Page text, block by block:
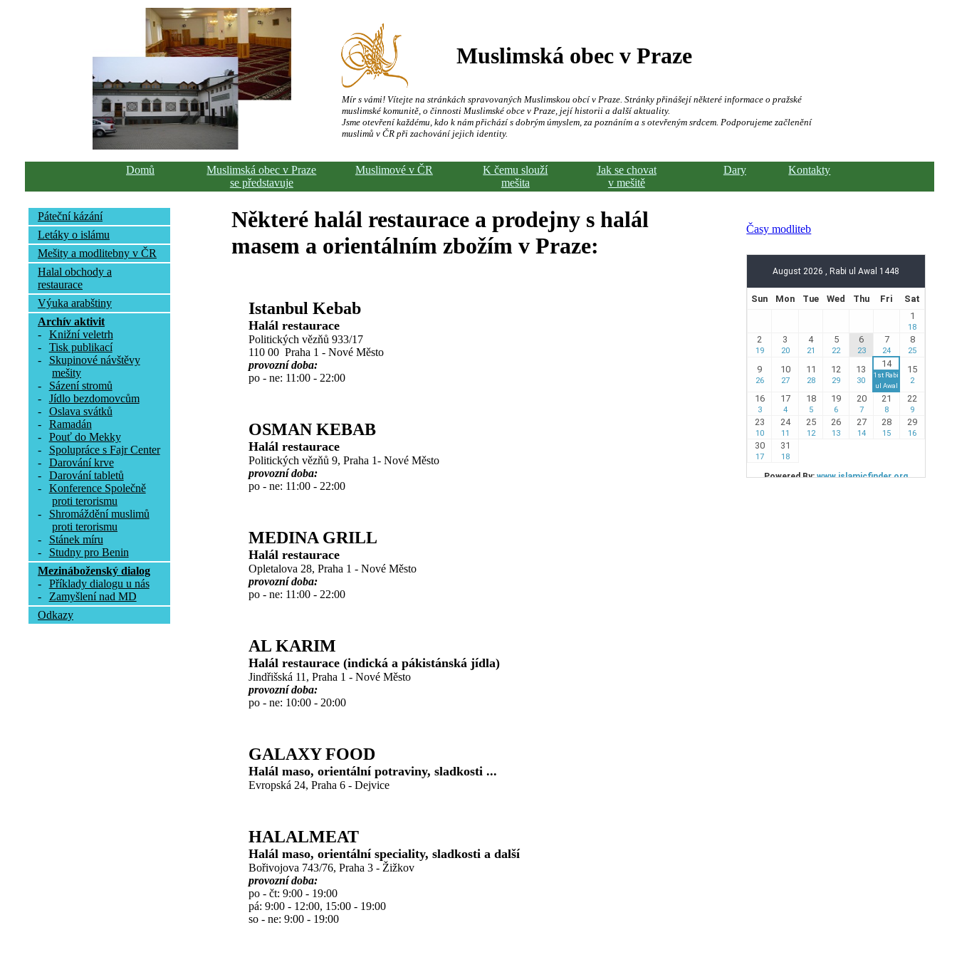
Muslimská obec v Praze
Mír s vámi! Vítejte na stránkách spravovaných Muslimskou obcí v Praze. Stránky přinášejí některé informace o pražské
muslimské komunitě, o činnosti Muslimské obce v Praze, její historii a další aktuality.
Jsme otevření každému, kdo k nám přichází s dobrým úmyslem, za poznáním a s otevřeným srdcem. Podporujeme začlenění
muslimů v ČR při zachování jejich identity.
Domů
Muslimská obec v Praze
se představuje
Muslimové v ČR
K čemu slouží
mešita
Jak se chovat
v mešitě
Dary Kontakty
Páteční kázání
Letáky o islámu
Mešity a modlitebny v ČR
Halal obchody a
restaurace
Výuka arabštiny
Archív aktivit
-
Knižní veletrh
-
Tisk publikací
-
Skupinové návštěvy
mešity
-
Sázení stromů
-
Jídlo bezdomovcům
-
Oslava svátků
-
Ramadán
-
Pouť do Mekky
-
Spolupráce s Fajr Center
-
Darování krve
-
Darování tabletů
-
Konference Společně
proti terorismu
-
Shromáždění muslimů
proti terorismu
-
Stánek míru
-
Studny pro Benin
Mezináboženský dialog
-
Příklady dialogu u nás
-
Zamyšlení nad MD
Odkazy
Některé halál restaurace a prodejny s halál
masem a orientálním zbožím v Praze:
Istanbul Kebab
Halál restaurace
Politických vězňů 933/17
110 00 Praha 1 - Nové Město
provozní doba:
po - ne: 11:00 - 22:00
OSMAN KEBAB
Halál restaurace
Politických vězňů 9, Praha 1- Nové Město
provozní doba:
po - ne: 11:00 - 22:00
MEDINA GRILL
Halál restaurace
Opletalova 28, Praha 1 - Nové Město
provozní doba:
po - ne: 11:00 - 22:00
AL KARIM
Halál restaurace (indická a pákistánská jídla)
Jindřišská 11, Praha 1 - Nové Město
provozní doba:
po - ne: 10:00 - 20:00
GALAXY FOOD
Halál maso, orientální potraviny, sladkosti ...
Evropská 24, Praha 6 - Dejvice
HALALMEAT
Halál maso, orientální speciality, sladkosti a další
Bořivojova 743/76, Praha 3 - Žižkov
provozní doba:
po - čt: 9:00 - 19:00
pá: 9:00 - 12:00, 15:00 - 19:00
so - ne: 9:00 - 19:00
Časy modliteb